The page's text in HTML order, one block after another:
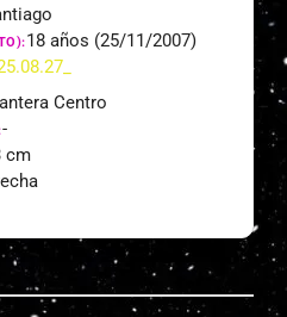
18 años (25/11/2007)
Centro
-
cm